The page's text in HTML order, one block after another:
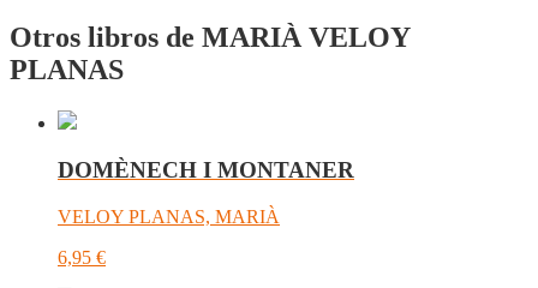
Otros libros de MARIÀ VELOY
PLANAS
DOMÈNECH I MONTANER
VELOY PLANAS, MARIÀ
6,95 €